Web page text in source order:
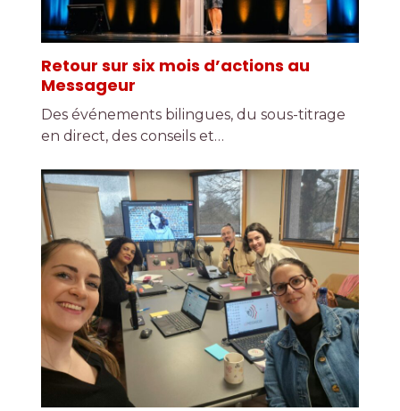
Retour sur six mois d’actions au
Messageur
Des événements bilingues, du sous-titrage
en direct, des conseils et…